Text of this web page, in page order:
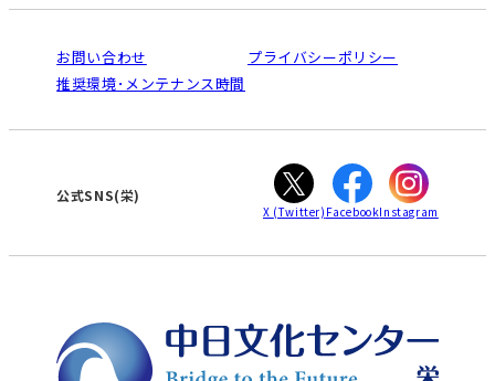
受講規約・会員特典
ご利用ガイド
オンライン講座受講の手順
WEBサイトのよくある質問
南大高
犬山
高蔵寺
大垣
津
お問い合わせ
プライバシーポリシー
推奨環境･メンテナンス時間
公式SNS(栄)
X (Twitter) FacebookInstagram